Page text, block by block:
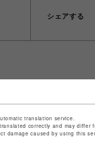
シェアする
づく表記はこちら
ちら
translation service.
correctly and may
damage caused by using this